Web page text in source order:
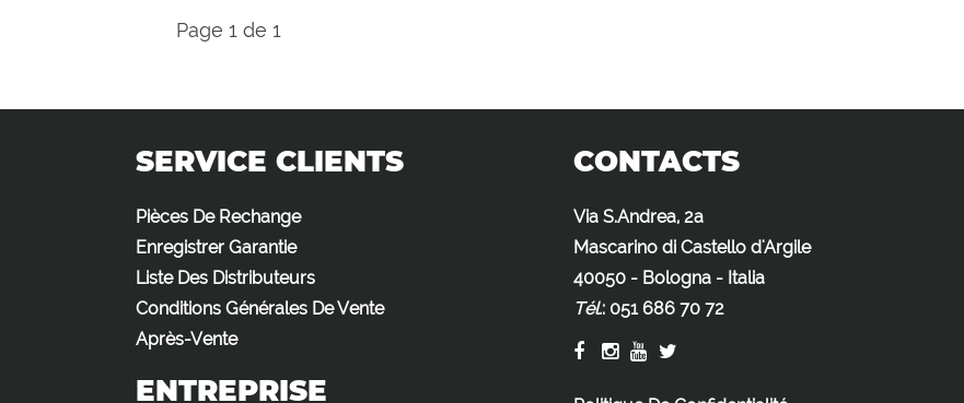
Page 1 de 1
SERVICE CLIENTS
Pièces De Rechange
Enregistrer Garantie
Liste Des Distributeurs
Conditions Générales De Vente
Après-Vente
ENTREPRISE
CONTACTS
Via S.Andrea, 2a
Mascarino di Castello d'Argile
40050 - Bologna - Italia
Tél.: 051 686 70 72